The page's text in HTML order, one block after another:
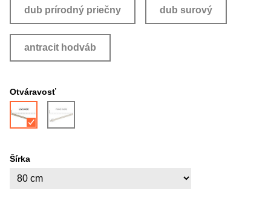
dub prírodný priečny dub surový
antracit hodváb
Otváravosť
Šírka